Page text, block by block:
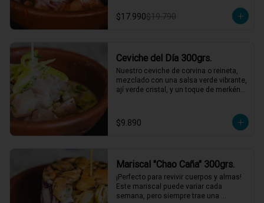
todo bañado en una leche de tigre que
hará bailar tu paladar 🐟🦐🦑
*El peso neto corresponde al producto
en su presentación completa, salsas o
acompañamientos incluidos.
$17.990$19.790
Ceviche del Día 300grs.
Nuestro ceviche de corvina o reineta,
mezclado con una salsa verde vibrante,
ají verde cristal, y un toque de merkén
reducción de chardonnay y un toque de
aceite de oliva. ¡Una explosión de
*El peso neto corresponde al producto
en su presentación completa, salsas o
acompañamientos incluidos.
$9.890
Mariscal "Chao Caña" 300grs.
¡Perfecto para revivir cuerpos y almas!
Este mariscal puede variar cada
semana, pero siempre trae una